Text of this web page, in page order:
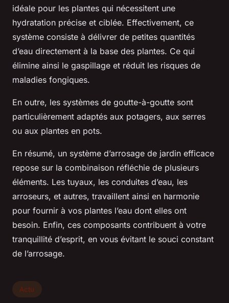
idéale pour les plantes qui nécessitent une
hydratation précise et ciblée. Effectivement, ce
système consiste à délivrer de petites quantités
d’eau directement à la base des plantes. Ce qui
élimine ainsi le gaspillage et réduit les risques de
maladies fongiques.
En outre, les systèmes de goutte-à-goutte sont
particulièrement adaptés aux potagers, aux serres
ou aux plantes en pots.
En résumé, un système d’arrosage de jardin efficace
repose sur la combinaison réfléchie de plusieurs
éléments. Les tuyaux, les conduites d’eau, les
arroseurs, et autres, travaillent ainsi en harmonie
pour fournir à vos plantes l’eau dont elles ont
besoin. Enfin, ces composants contribuent à votre
tranquillité d’esprit, en vous évitant le souci constant
de l’arrosage.
Actu